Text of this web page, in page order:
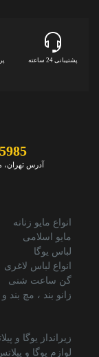
پشتیبانی 24 ساعته
آدرس تهران،
انواع مایو زنانه
مایو اسلامی
لباس یوگا
انواع لباس لاغری
گن ساعت شنی
زانو بند ، مچ بند
زیرانداز یوگا و
لوازم یوگا و